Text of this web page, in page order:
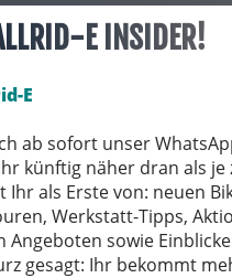
E INSIDER!
E
ab sofort unser
künftig näher dran als je
als Erste von: neuen
Werkstatt-Tipps,
Angeboten sowie
gesagt: Ihr bekommt
BIO GRAVEL